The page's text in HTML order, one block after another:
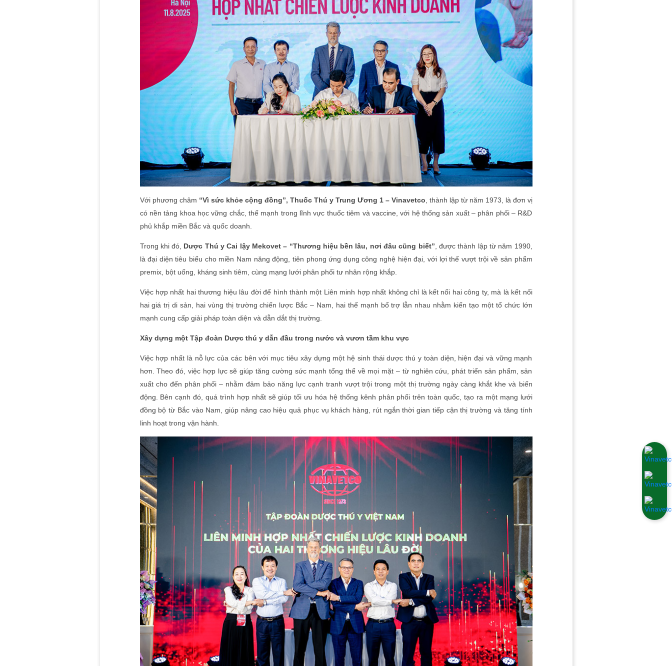
Với phương châm “Vì sức khỏe cộng đồng”, Thuốc Thú y Trung Ương 1 – Vinavetco , thành lập từ năm 1973, là đơn vị
có nền tảng khoa học vững chắc, thế mạnh trong lĩnh vực thuốc tiêm và vaccine, với hệ thống sản xuất – phân phối – R&D
phủ khắp miền Bắc và quốc doanh.
Trong khi đó, Dược Thú y Cai lậy Mekovet – “Thương hiệu bền lâu, nơi đâu cũng biết” , được thành lập từ năm 1990,
là đại diện tiêu biểu cho miền Nam năng động, tiên phong ứng dụng công nghệ hiện đại, với lợi thế vượt trội về sản phẩm
premix, bột uống, kháng sinh tiêm, cùng mạng lưới phân phối tư nhân rộng khắp.
Việc hợp nhất hai thương hiệu lâu đời để hình thành một Liên minh hợp nhất không chỉ là kết nối hai công ty, mà là kết nối
hai giá trị di sản, hai vùng thị trường chiến lược Bắc – Nam, hai thế mạnh bổ trợ lẫn nhau nhằm kiến tạo một tổ chức lớn
mạnh cung cấp giải pháp toàn diện và dẫn dắt thị trường.
Xây dựng một Tập đoàn Dược thú y dẫn đầu trong nước và vươn tầm khu vực
Việc hợp nhất là nỗ lực của các bên với mục tiêu xây dựng một hệ sinh thái dược thú y toàn diện, hiện đại và vững mạnh
hơn. Theo đó, việc hợp lực sẽ giúp tăng cường sức mạnh tổng thể về mọi mặt – từ nghiên cứu, phát triển sản phẩm, sản
xuất cho đến phân phối – nhằm đảm bảo năng lực cạnh tranh vượt trội trong một thị trường ngày càng khắt khe và biến
động. Bên cạnh đó, quá trình hợp nhất sẽ giúp tối ưu hóa hệ thống kênh phân phối trên toàn quốc, tạo ra một mạng lưới
đồng bộ từ Bắc vào Nam, giúp nâng cao hiệu quả phục vụ khách hàng, rút ngắn thời gian tiếp cận thị trường và tăng tính
linh hoạt trong vận hành.